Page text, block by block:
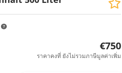
€750
ราคาคงที่ ยังไม่รวมภาษีมูลค่าเพิ่ม